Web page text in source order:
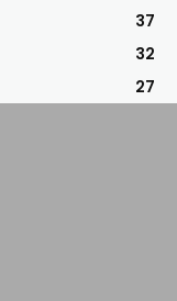
37
32
27